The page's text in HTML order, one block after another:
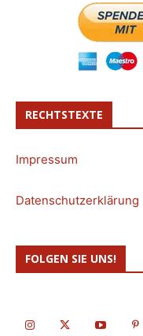
RECHTSTEXTE
Impressum
Datenschutzerklärung
FOLGEN SIE UNS!